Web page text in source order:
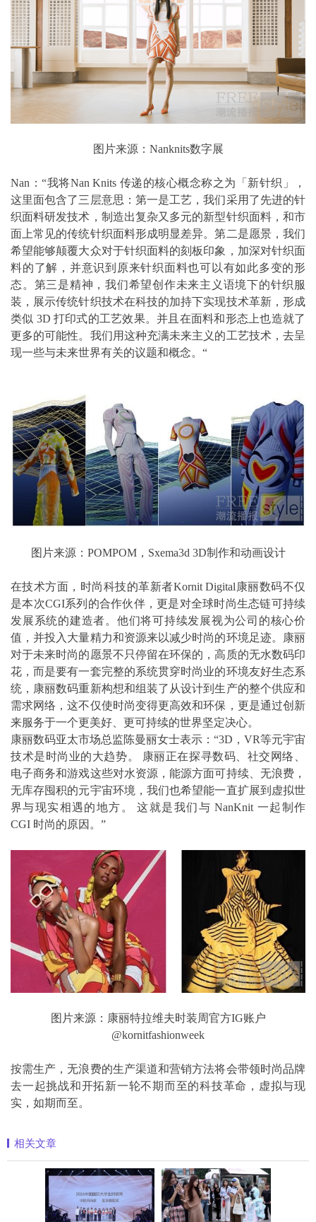
图片来源：Nanknits数字展
Nan：“我将Nan Knits 传递的核心概念称之为「新针织」，
这里面包含了三层意思：第一是工艺，我们采用了先进的针
织面料研发技术，制造出复杂又多元的新型针织面料，和市
面上常见的传统针织面料形成明显差异。第二是愿景，我们
希望能够颠覆大众对于针织面料的刻板印象，加深对针织面
料的了解，并意识到原来针织面料也可以有如此多变的形
态。第三是精神，我们希望创作未来主义语境下的针织服
装，展示传统针织技术在科技的加持下实现技术革新，形成
类似 3D 打印式的工艺效果。并且在面料和形态上也造就了
更多的可能性。我们用这种充满未来主义的工艺技术，去呈
现一些与未来世界有关的议题和概念。“
图片来源：POMPOM，Sxema3d 3D制作和动画设计
在技术方面，时尚科技的革新者Kornit Digital康丽数码不仅
是本次CGI系列的合作伙伴，更是对全球时尚生态链可持续
发展系统的建造者。他们将可持续发展视为公司的核心价
值，并投入大量精力和资源来以减少时尚的环境足迹。康丽
对于未来时尚的愿景不只停留在环保的，高质的无水数码印
花，而是要有一套完整的系统贯穿时尚业的环境友好生态系
统，康丽数码重新构想和组装了从设计到生产的整个供应和
需求网络，这不仅使时尚变得更高效和环保，更是通过创新
来服务于一个更美好、更可持续的世界坚定决心。
康丽数码亚太市场总监陈曼丽女士表示：“3D，VR等元宇宙
技术是时尚业的大趋势。 康丽正在探寻数码、社交网络、
电子商务和游戏这些对水资源，能源方面可持续、无浪费，
无库存囤积的元宇宙环境，我们也希望能一直扩展到虚拟世
界与现实相遇的地方。 这就是我们与 NanKnit 一起制作
CGI 时尚的原因。”
图片来源：康丽特拉维夫时装周官方IG账户
@kornitfashionweek
按需生产，无浪费的生产渠道和营销方法将会带领时尚品牌
去一起挑战和开拓新一轮不期而至的科技革命，虚拟与现
实，如期而至。
相关文章